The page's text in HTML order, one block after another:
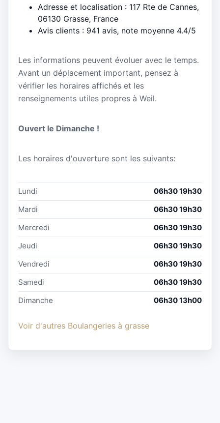
Adresse et localisation : 117 Rte de Cannes,
06130 Grasse, France
Avis clients : 941 avis, note moyenne 4.4/5
Les informations peuvent évoluer avec le temps.
Avant un déplacement important, pensez à
vérifier les horaires affichés et les
renseignements utiles propres à Weil.
Ouvert le Dimanche !
Les horaires d'ouverture sont les suivants:
Lundi
06h30 19h30
Mardi
06h30 19h30
Mercredi
06h30 19h30
Jeudi
06h30 19h30
Vendredi
06h30 19h30
Samedi
06h30 19h30
Dimanche
06h30 13h00
Voir d'autres Boulangeries à grasse